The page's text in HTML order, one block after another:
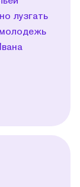
лузгать